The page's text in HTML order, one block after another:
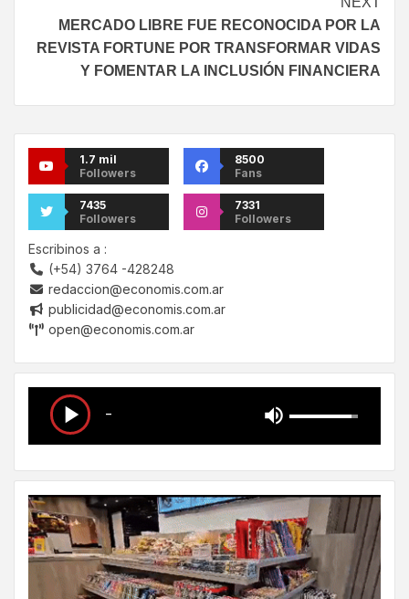
MERCADO LIBRE FUE RECONOCIDA POR LA
REVISTA FORTUNE POR TRANSFORMAR VIDAS
Y FOMENTAR LA INCLUSIÓN FINANCIERA
1.7 mil
Followers
8500
Fans
7435
Followers
7331
Followers
Escribinos a :
(+54) 3764 -428248
redaccion@economis.com.ar
publicidad@economis.com.ar
open@economis.com.ar